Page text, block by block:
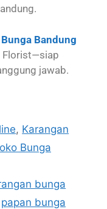
Bandung
Florist—siap
jawab.
, Karangan
Bunga
bunga
papan bunga